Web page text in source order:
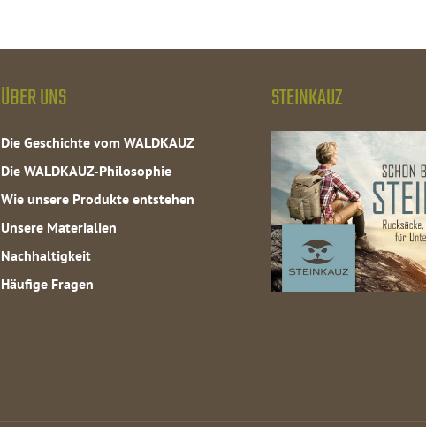
ÜBER UNS
Die Geschichte vom WALDKAUZ
Die WALDKAUZ-Philosophie
Wie unsere Produkte entstehen
Unsere Materialien
Nachhaltigkeit
Häufige Fragen
STEINKAUZ